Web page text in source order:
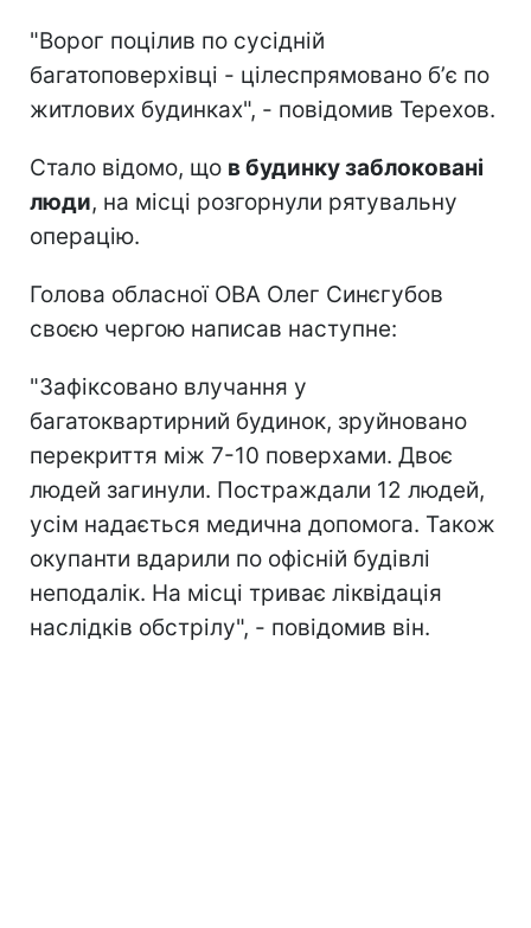
"Ворог поцілив по сусідній
багатоповерхівці - цілеспрямовано бʼє по
житлових будинках", - повідомив Терехов.
Стало відомо, що в будинку заблоковані
люди, на місці розгорнули рятувальну
операцію.
Голова обласної ОВА Олег Синєгубов
своєю чергою написав наступне:
"Зафіксовано влучання у
багатоквартирний будинок, зруйновано
перекриття між 7-10 поверхами. Двоє
людей загинули. Постраждали 12 людей,
усім надається медична допомога. Також
окупанти вдарили по офісній будівлі
неподалік. На місці триває ліквідація
наслідків обстрілу", - повідомив він.